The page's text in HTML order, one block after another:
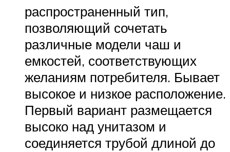
распространенный тип,
позволяющий сочетать
различные модели чаш и
емкостей, соответствующих
желаниям потребителя. Бывает
высокое и низкое расположение.
Первый вариант размещается
высоко над унитазом и
соединяется трубой длиной до